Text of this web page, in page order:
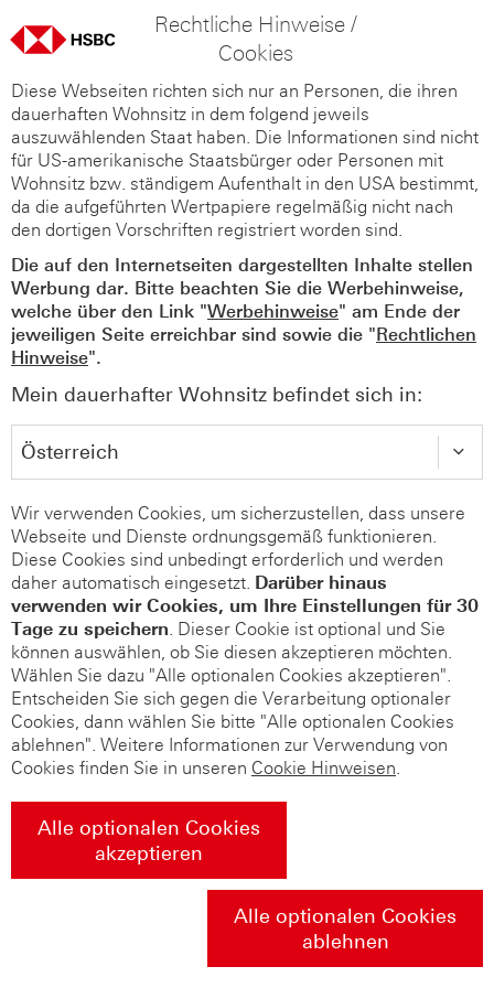
Rechtliche Hinweise /
Cookies
Diese Webseiten richten sich nur an Personen, die ihren
dauerhaften Wohnsitz in dem folgend jeweils
auszuwählenden Staat haben. Die Informationen sind nicht
für US-amerikanische Staatsbürger oder Personen mit
Wohnsitz bzw. ständigem Aufenthalt in den USA bestimmt,
da die aufgeführten Wertpapiere regelmäßig nicht nach
den dortigen Vorschriften registriert worden sind.
Die auf den Internetseiten dargestellten Inhalte stellen
Werbung dar. Bitte beachten Sie die Werbehinweise,
welche über den Link "Werbehinweise" am Ende der
jeweiligen Seite erreichbar sind sowie die "Rechtlichen
Hinweise".
Mein dauerhafter Wohnsitz befindet sich in:
Wir verwenden Cookies, um sicherzustellen, dass unsere
Webseite und Dienste ordnungsgemäß funktionieren.
Diese Cookies sind unbedingt erforderlich und werden
daher automatisch eingesetzt. Darüber hinaus
verwenden wir Cookies, um Ihre Einstellungen für 30
Tage zu speichern. Dieser Cookie ist optional und Sie
können auswählen, ob Sie diesen akzeptieren möchten.
Wählen Sie dazu "Alle optionalen Cookies akzeptieren".
Entscheiden Sie sich gegen die Verarbeitung optionaler
Cookies, dann wählen Sie bitte "Alle optionalen Cookies
ablehnen". Weitere Informationen zur Verwendung von
Cookies finden Sie in unseren Cookie Hinweisen.
Alle optionalen Cookies
akzeptieren
Alle optionalen Cookies
ablehnen